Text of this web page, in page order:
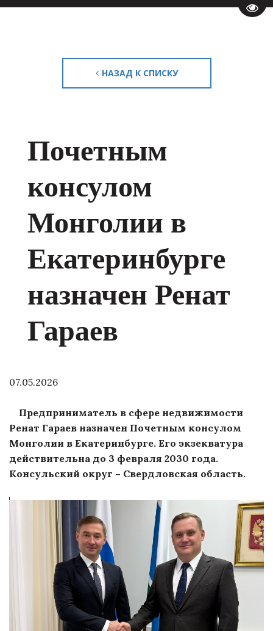
НАЗАД К СПИСКУ
Почетным
консулом
Монголии в
Екатеринбурге
назначен Ренат
Гараев
07.05.2026
Предприниматель в сфере недвижимости
Ренат Гараев назначен Почетным консулом
Монголии в Екатеринбурге. Его экзекватура
действительна до 3 февраля 2030 года.
Консульский округ – Свердловская область.